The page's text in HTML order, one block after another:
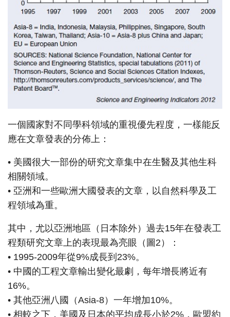
一個國家對不同學科領域的重視優先程度，一樣能反
應在文章發表的分佈上：
• 美國很大一部份的研究文章集中在生醫及其他生科
相關領域。
• 亞洲和一些歐洲大國發表的文章，以自然科學及工
程領域為重。
其中，尤以亞洲地區（日本除外）過去15年在發表工
程類研究文章上的表現最為亮眼（圖2）：
• 1995-2009年從9%成長到23%。
• 中國的工程文章輸出變化最劇，每年增長將近有
16%。
• 其他亞洲八國（Asia-8）一年增加10%。
• 相較之下，美國及日本的平均成長小於2%，歐盟約